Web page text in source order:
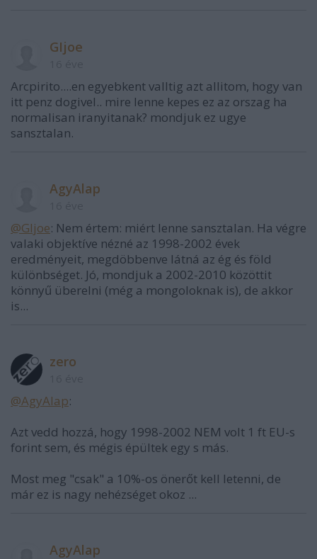
GIjoe
Arcpirito....en egyebkent valltig azt allitom, hogy van
itt penz dogivel.. mire lenne kepes ez az orszag ha
normalisan iranyitanak? mondjuk ez ugye
sansztalan.
AgyAlap
@GIjoe: Nem értem: miért lenne sansztalan. Ha végre
valaki objektíve nézné az 1998-2002 évek
eredményeit, megdöbbenve látná az ég és föld
különbséget. Jó, mondjuk a 2002-2010 közöttit
könnyű überelni (még a mongoloknak is), de akkor
is...
zero
@AgyAlap:
Azt vedd hozzá, hogy 1998-2002 NEM volt 1 ft EU-s
forint sem, és mégis épültek egy s más.
Most meg "csak" a 10%-os önerőt kell letenni, de
már ez is nagy nehézséget okoz ...
AgyAlap